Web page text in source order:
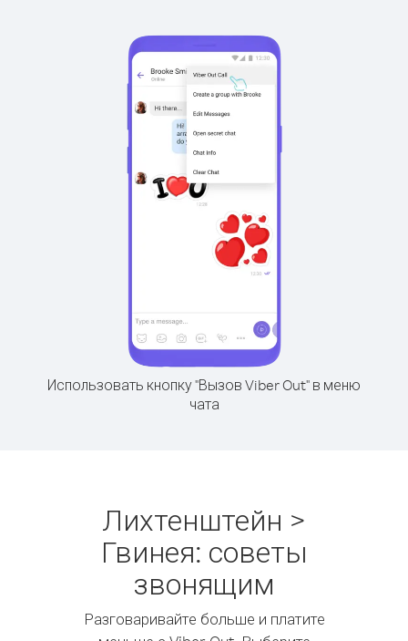
Использовать кнопку "Вызов Viber Out" в меню
чата
Лихтенштейн >
Гвинея: советы
звонящим
Разговаривайте больше и платите